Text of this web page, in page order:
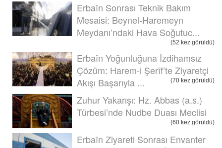
Erbaîn Sonrası Teknik Bakım
Mesaisi: Beynel-Haremeyn
Meydanı’ndaki Hava Soğutuc...
(52 kez görüldü)
Erbaîn Yoğunluğuna İzdihamsız
Çözüm: Harem-i Şerîf’te Ziyaretçi
Akışı Başarıyla ...
(70 kez görüldü)
Zuhur Yakarışı: Hz. Abbas (a.s.)
Türbesi’nde Nudbe Duası Meclisi
(60 kez görüldü)
Erbaîn Ziyareti Sonrası Envanter